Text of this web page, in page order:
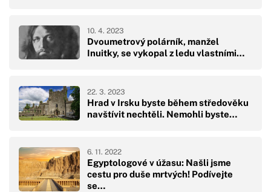
Dvoumetrový polárník, manžel
Inuitky, se vykopal z ledu vlastními…
10. 4. 2023
Hrad v Irsku byste během středověku
navštívit nechtěli. Nemohli byste…
22. 3. 2023
Egyptologové v úžasu: Našli jsme
cestu pro duše mrtvých! Podívejte
se…
6. 11. 2022